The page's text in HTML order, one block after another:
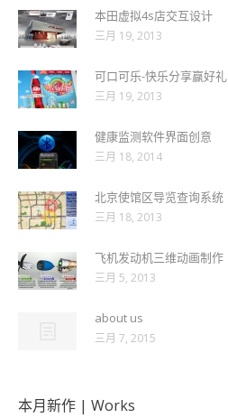
本田虚拟4s店交互设计
三月 19, 2013
可口可乐-快乐分享赢好礼
三月 19, 2013
健康监测软件界面创意
三月 18, 2014
北京使馆区导览查询系统
三月 18, 2013
飞机发动机三维动画制作
三月 5, 2013
about us
三月 7, 2015
本月新作 | Works